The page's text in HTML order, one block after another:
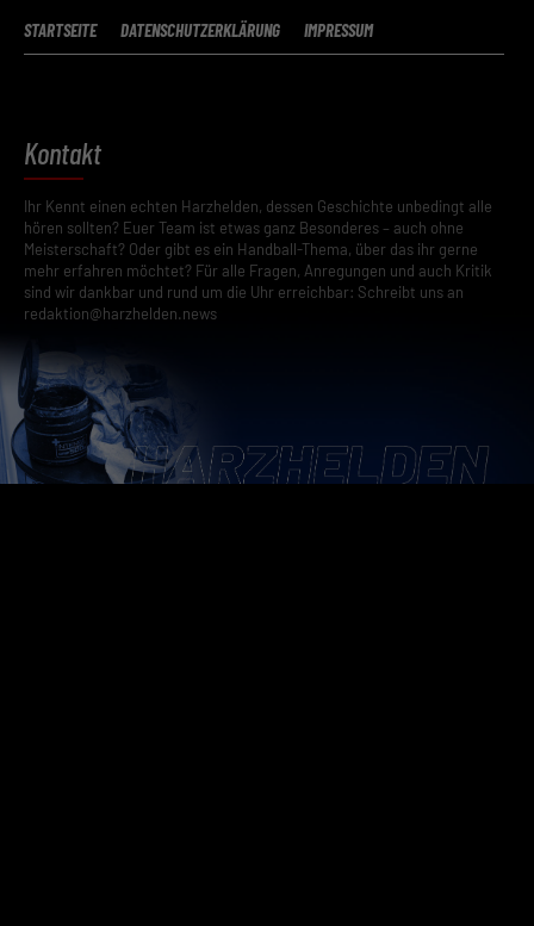
STARTSEITE DATENSCHUTZERKLÄRUNG IMPRESSUM
Kontakt
Ihr Kennt einen echten Harzhelden, dessen Geschichte unbedingt alle
hören sollten? Euer Team ist etwas ganz Besonderes – auch ohne
Meisterschaft? Oder gibt es ein Handball-Thema, über das ihr gerne
mehr erfahren möchtet? Für alle Fragen, Anregungen und auch Kritik
sind wir dankbar und rund um die Uhr erreichbar: Schreibt uns an
redaktion@harzhelden.news